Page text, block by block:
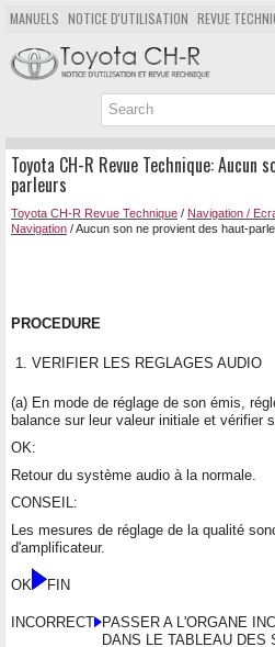
MANUELS NOTICE D'UTILISATION REVUE
POPULAIRE
PLAN DU SITE CHERCHER
Toyota CH-R Revue Technique: Aucun
parleurs
Toyota CH-R Revue Technique / Navigation /
Navigation / Aucun son ne provient des haut-
PROCEDURE
1. VERIFIER LES REGLAGES AUDIO
(a) En mode de réglage de son émis,
balance sur leur valeur initiale et vérifier
OK:
Retour du système audio à la normale.
CONSEIL:
Les mesures de réglage de la qualité
d'amplificateur.
OK FIN
INCORRECT PASSER A L'ORGANE
DANS LE TABLEAU DES